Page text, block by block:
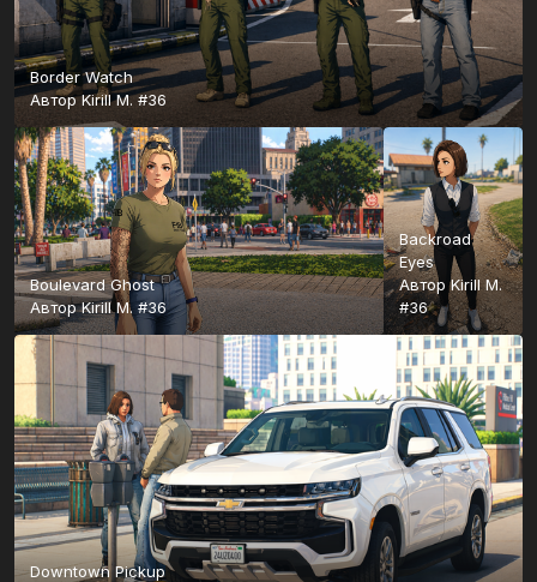
Border Watch
АвторKirill M. #36
Boulevard Ghost
АвторKirill M. #36
Backroad
Eyes
АвторKirill M.
#36
Downtown Pickup